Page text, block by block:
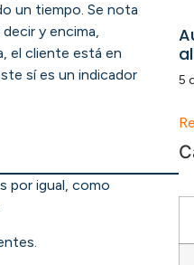
un tiempo. Se nota
y encima,
el cliente está en
sí es un indicador
por igual, como
5